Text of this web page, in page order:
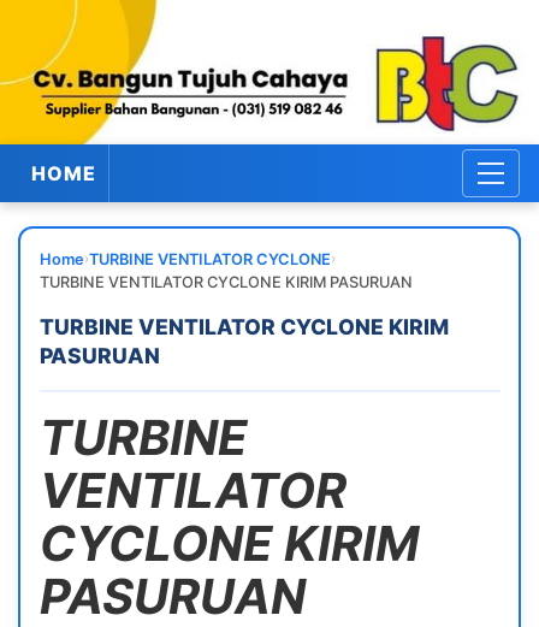
HOME
Home›TURBINE VENTILATOR CYCLONE›
TURBINE VENTILATOR CYCLONE KIRIM PASURUAN
TURBINE VENTILATOR CYCLONE KIRIM
PASURUAN
TURBINE
VENTILATOR
CYCLONE KIRIM
PASURUAN